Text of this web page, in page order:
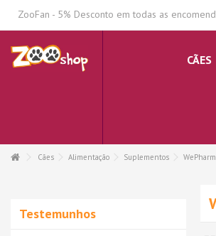
ZooFan - 5% Desconto em todas as
CÃES
Cães Alimentação Suplementos
Testemunhos